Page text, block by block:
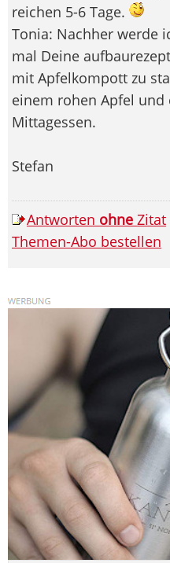
reichen 5-6 Tage.
Tonia: Nachher werde
mal Deine
mit Apfelkompott zu
einem rohen Apfel
Mittagessen.
Stefan
Antworten ohne Zitat
Themen-Abo bestellen